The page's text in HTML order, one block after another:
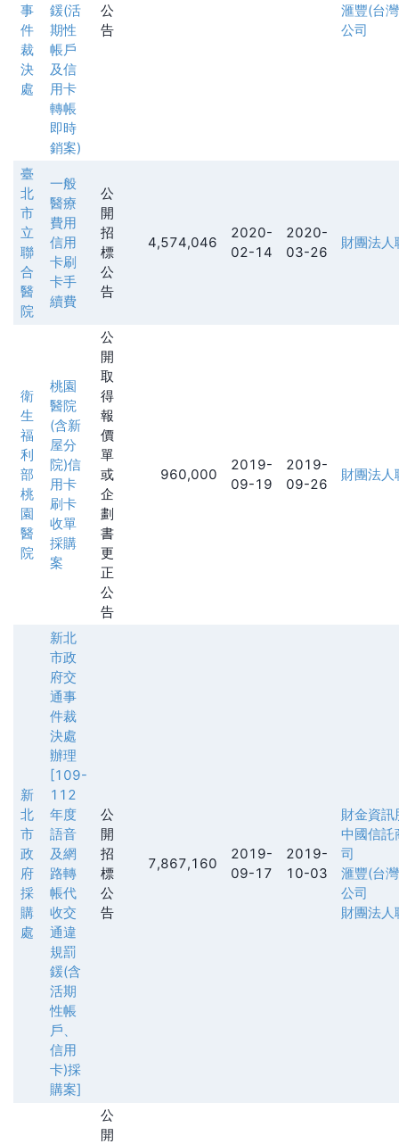
事
件
裁
決
處
鍰(活
期性
帳戶
及信
用卡
轉帳
即時
銷案)
公
告
滙豐(台
公司
臺
北
市
立
聯
合
醫
院
一般
醫療
費用
信用
卡刷
卡手
續費
公
開
招
標
公
告
4,574,046
2020-
02-14
2020-
03-26
財團法人
衛
生
福
利
部
桃
園
醫
院
桃園
醫院
(含新
屋分
院)信
用卡
刷卡
收單
採購
案
公
開
取
得
報
價
單
或
企
劃
書
更
正
公
告
960,000
2019-
09-19
2019-
09-26
財團法人
新
北
市
政
府
採
購
處
新北
市政
府交
通事
件裁
決處
辦理
[109-
112
年度
語音
及網
路轉
帳代
收交
通違
規罰
鍰(含
活期
性帳
戶、
信用
卡)採
購案]
公
開
招
標
公
告
7,867,160
2019-
09-17
2019-
10-03
財金資訊
中國信託
司
滙豐(台
公司
財團法人
公
開